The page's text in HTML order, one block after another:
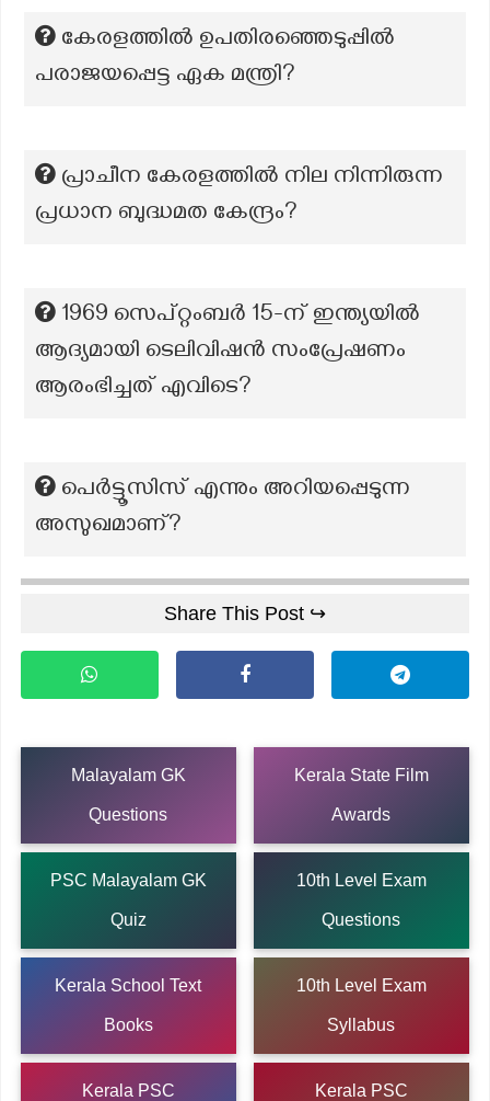
കേരളത്തിൽ ഉപതിരഞ്ഞെടുപ്പിൽ
പരാജയപ്പെട്ട ഏക മന്ത്രി?
പ്രാചീന കേരളത്തിൽ നില നിന്നിരുന്ന
പ്രധാന ബുദ്ധമത കേന്ദ്രം?
1969 സെപ്റ്റംബർ 15-ന് ഇന്ത്യയിൽ
ആദ്യമായി ടെലിവിഷൻ സംപ്രേഷണം
ആരംഭിച്ചത് എവിടെ?
പെർട്ടൂസിസ് എന്നും അറിയപ്പെടുന്ന
അസുഖമാണ്?
Share This Post ↪
Malayalam GK
Questions
Kerala State Film
Awards
PSC Malayalam GK
Quiz
10th Level Exam
Questions
Kerala School Text
Books
10th Level Exam
Syllabus
Kerala PSC Kerala PSC